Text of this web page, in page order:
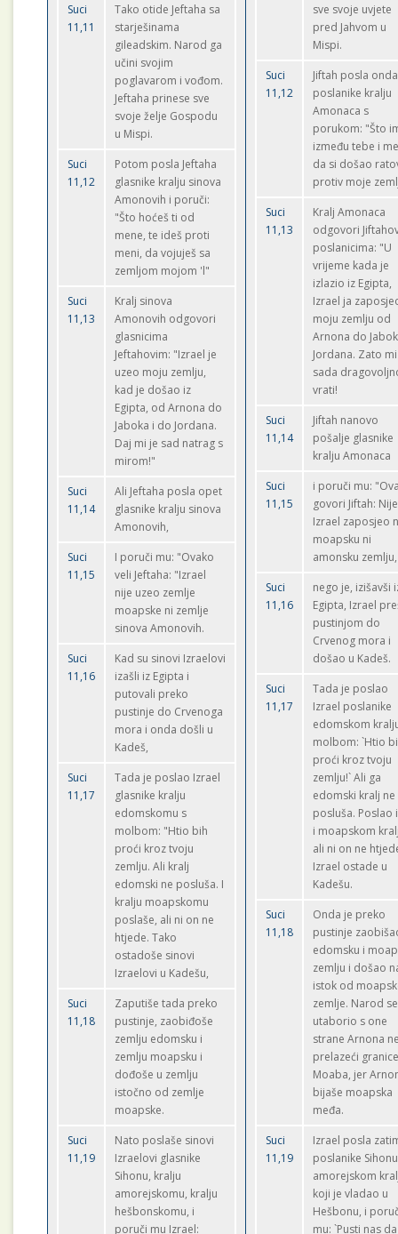
Suci
11,11
Tako otide Jeftaha sa
starješinama
gileadskim. Narod ga
učini svojim
poglavarom i vođom.
Jeftaha prinese sve
svoje želje Gospodu
u Mispi.
Suci
11,12
Potom posla Jeftaha
glasnike kralju sinova
Amonovih i poruči:
"Što hoćeš ti od
mene, te ideš proti
meni, da vojuješ sa
zemljom mojom 'l"
Suci
11,13
Kralj sinova
Amonovih odgovori
glasnicima
Jeftahovim: "Izrael je
uzeo moju zemlju,
kad je došao iz
Egipta, od Arnona do
Jaboka i do Jordana.
Daj mi je sad natrag s
mirom!"
Suci
11,14
Ali Jeftaha posla opet
glasnike kralju sinova
Amonovih,
Suci
11,15
I poruči mu: "Ovako
veli Jeftaha: "Izrael
nije uzeo zemlje
moapske ni zemlje
sinova Amonovih.
Suci
11,16
Kad su sinovi Izraelovi
izašli iz Egipta i
putovali preko
pustinje do Crvenoga
mora i onda došli u
Kadeš,
Suci
11,17
Tada je poslao Izrael
glasnike kralju
edomskomu s
molbom: "Htio bih
proći kroz tvoju
zemlju. Ali kralj
edomski ne posluša. I
kralju moapskomu
poslaše, ali ni on ne
htjede. Tako
ostadoše sinovi
Izraelovi u Kadešu,
Suci
11,18
Zaputiše tada preko
pustinje, zaobiđoše
zemlju edomsku i
zemlju moapsku i
dođoše u zemlju
istočno od zemlje
moapske.
Suci
11,19
Nato poslaše sinovi
Izraelovi glasnike
Sihonu, kralju
amorejskomu, kralju
hešbonskomu, i
poruči mu Izrael:
sve svoje uvjete
pred Jahvom u
Mispi.
Suci
11,12
Jiftah posla onda
poslanike kralju
Amonaca s
porukom: "Što
između tebe i
da si došao
protiv moje
Suci
11,13
Kralj Amonaca
odgovori
poslanicima: "U
vrijeme kada je
izlazio iz Egipta,
Izrael ja
moju zemlju od
Arnona do
Jordana. Zato
sada
vrati!
Suci
11,14
Jiftah nanovo
pošalje glasnike
kralju Amonaca
Suci
11,15
i poruči mu:
govori Jiftah: Nije
Izrael zaposjeo
moapsku ni
amonsku zemlju,
Suci
11,16
nego je, izišavši
Egipta, Izrael
pustinjom do
Crvenog mora i
došao u Kadeš.
Suci
11,17
Tada je poslao
Izrael poslanike
edomskom
molbom: `Htio
proći kroz tvoju
zemlju!` Ali ga
edomski kralj ne
posluša. Poslao
i moapskom
ali ni on ne
Izrael ostade u
Kadešu.
Suci
11,18
Onda je preko
pustinje
edomsku i
zemlju i došao
istok od
zemlje. Narod se
utaborio s one
strane Arnona
prelazeći
Moaba, jer
bijaše moapska
međa.
Suci
11,19
Izrael posla
poslanike
amorejskom
koji je vladao u
Hešbonu, i
mu: `Pusti nas da